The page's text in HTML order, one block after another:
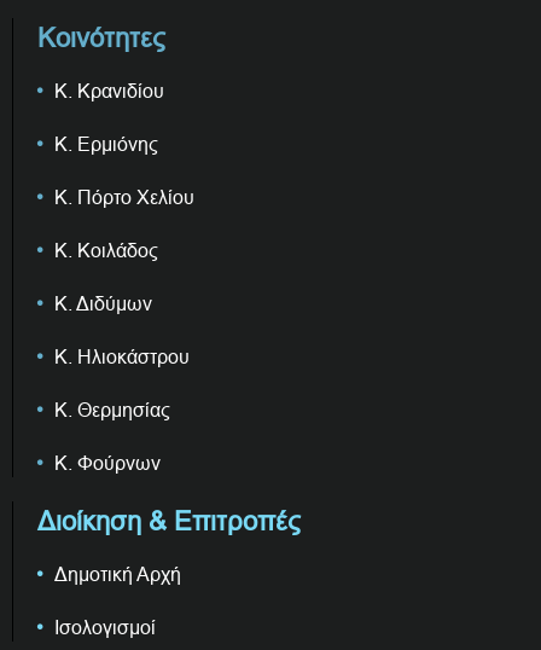
Κοινότητες
Κ. Κρανιδίου
Κ. Ερμιόνης
Κ. Πόρτο Χελίου
Κ. Κοιλάδος
Κ. Διδύμων
Κ. Ηλιοκάστρου
Κ. Θερμησίας
Κ. Φούρνων
Διοίκηση & Επιτροπές
Δημοτική Αρχή
Ισολογισμοί